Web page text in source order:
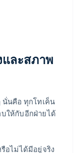
และสภาพ
นั่นคือ ทุกโทเค็น
ให้กับอีกฝ่ายได้
อไม่ได้มีอยู่จริง